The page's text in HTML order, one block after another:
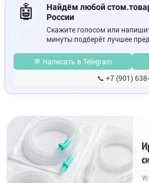
🤖
Найдём любой
России
Скажите голосом или
минуты подберёт лучшее
переплат.
💬 Написать в Telegram
📞 +7 (901)